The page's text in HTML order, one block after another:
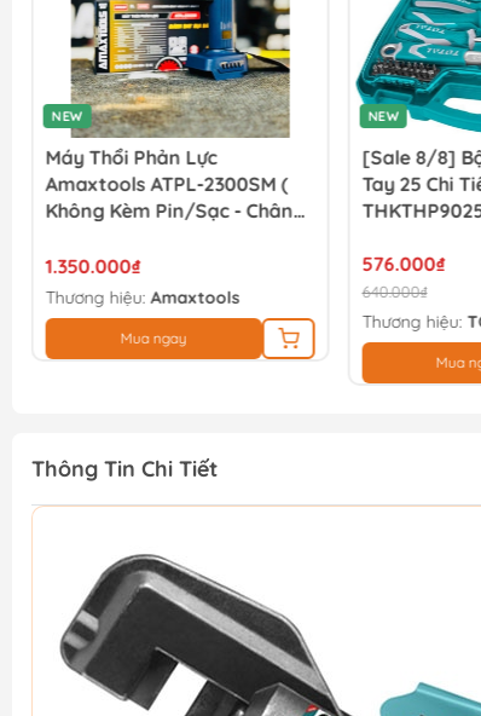
NEW
Máy Thổi Phản Lực
Amaxtools ATPL-2300SM (
Không Kèm Pin/sạc - Chân
1.350.000₫
Thương hiệu:Amaxtools
Mua ngay
NEW
[Sale 8/8]
Tay 25 Chi
576.000₫
640.000₫
Thương hiệu:
Mua
Thông Tin Chi Tiết